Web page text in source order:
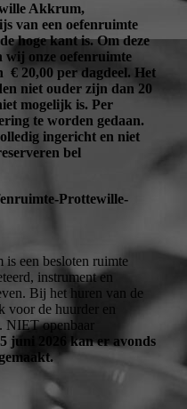
Akkrum,
van een oefenruimte
hoge kant is. Om deze
wij onze oefenruimte
€ 20,00 per dagdeel. Het
niet ouder zijn dan 20
mogelijk is. Per
te worden gedaan.
ingericht en niet
bel
Prottewille-
een besloten ruimte
instrument en
Bij het huren van de
voor de huurder en
NIET openbaar
juni 2026 kan er avonds